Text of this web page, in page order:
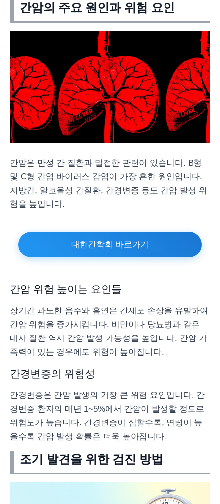
간암의 주요 원인과 위험 요인
간암은 만성 간 질환과 밀접한 관련이 있습니다. B형
및 C형 간염 바이러스 감염이 가장 흔한 원인입니다.
지방간, 알코올성 간질환, 간경변증 등도 간암 발생 위
험을 높입니다.
대한간학회 바로가기
간암 위험 높이는 요인들
장기간 과도한 음주와 흡연은 간세포 손상을 유발하여
간암 위험을 증가시킵니다. 비만이나 당뇨병과 같은
대사 질환 역시 간암 발생 가능성을 높입니다. 간암 가
족력이 있는 경우에도 위험이 높아집니다.
간경변증의 위험성
간경변증은 간암 발생의 가장 큰 위험 요인입니다. 간
경변증 환자의 매년 1~5%에서 간암이 발생할 정도로
위험도가 높습니다. 간경변증이 심할수록, 연령이 높
을수록 간암 발생 확률은 더욱 높아집니다.
조기 발견을 위한 검진 방법